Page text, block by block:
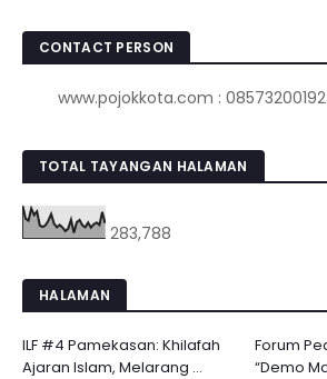
CONTACT PERSON
www.pojokkota.com : 085732001924
TOTAL TAYANGAN HALAMAN
283,788
HALAMAN
ILF #4 Pamekasan: Khilafah
Ajaran Islam, Melarang ...
Forum
“Demo